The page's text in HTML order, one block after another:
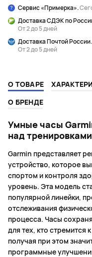
Сервис «Примерка».
Доставка СДЭК по
От 2 до 5 дней
Доставка Почтой России.
От 2 до 5 дней
О ТОВАРЕ
О БРЕНДЕ
Умные часы
над
Garmin представляет
устройство, которое
спортом и контроля
уровень. Эта модель
популярной линейки,
отслеживания
процесса. Часы
для тех, кто стремится
получая при этом
программные